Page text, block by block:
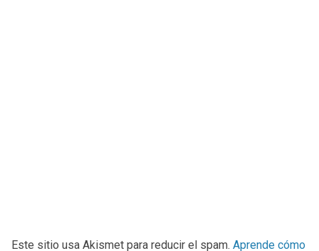
Este sitio usa Akismet para reducir el spam. Aprende cómo